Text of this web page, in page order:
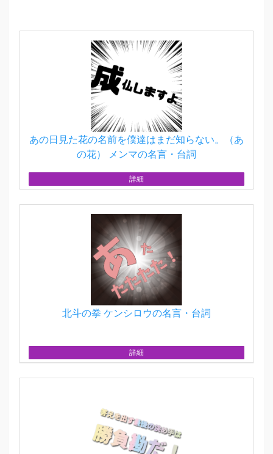
あの日見た花の名前を僕達はまだ知らない。（あ
の花） メンマの名言・台詞
詳細
北斗の拳 ケンシロウの名言・台詞
詳細